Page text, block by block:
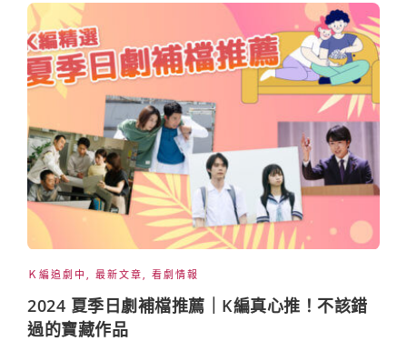
Ｋ編追劇中 , 最新文章, 看劇情報
2024 夏季日劇補檔推薦｜K編真心推！不該錯
過的寶藏作品